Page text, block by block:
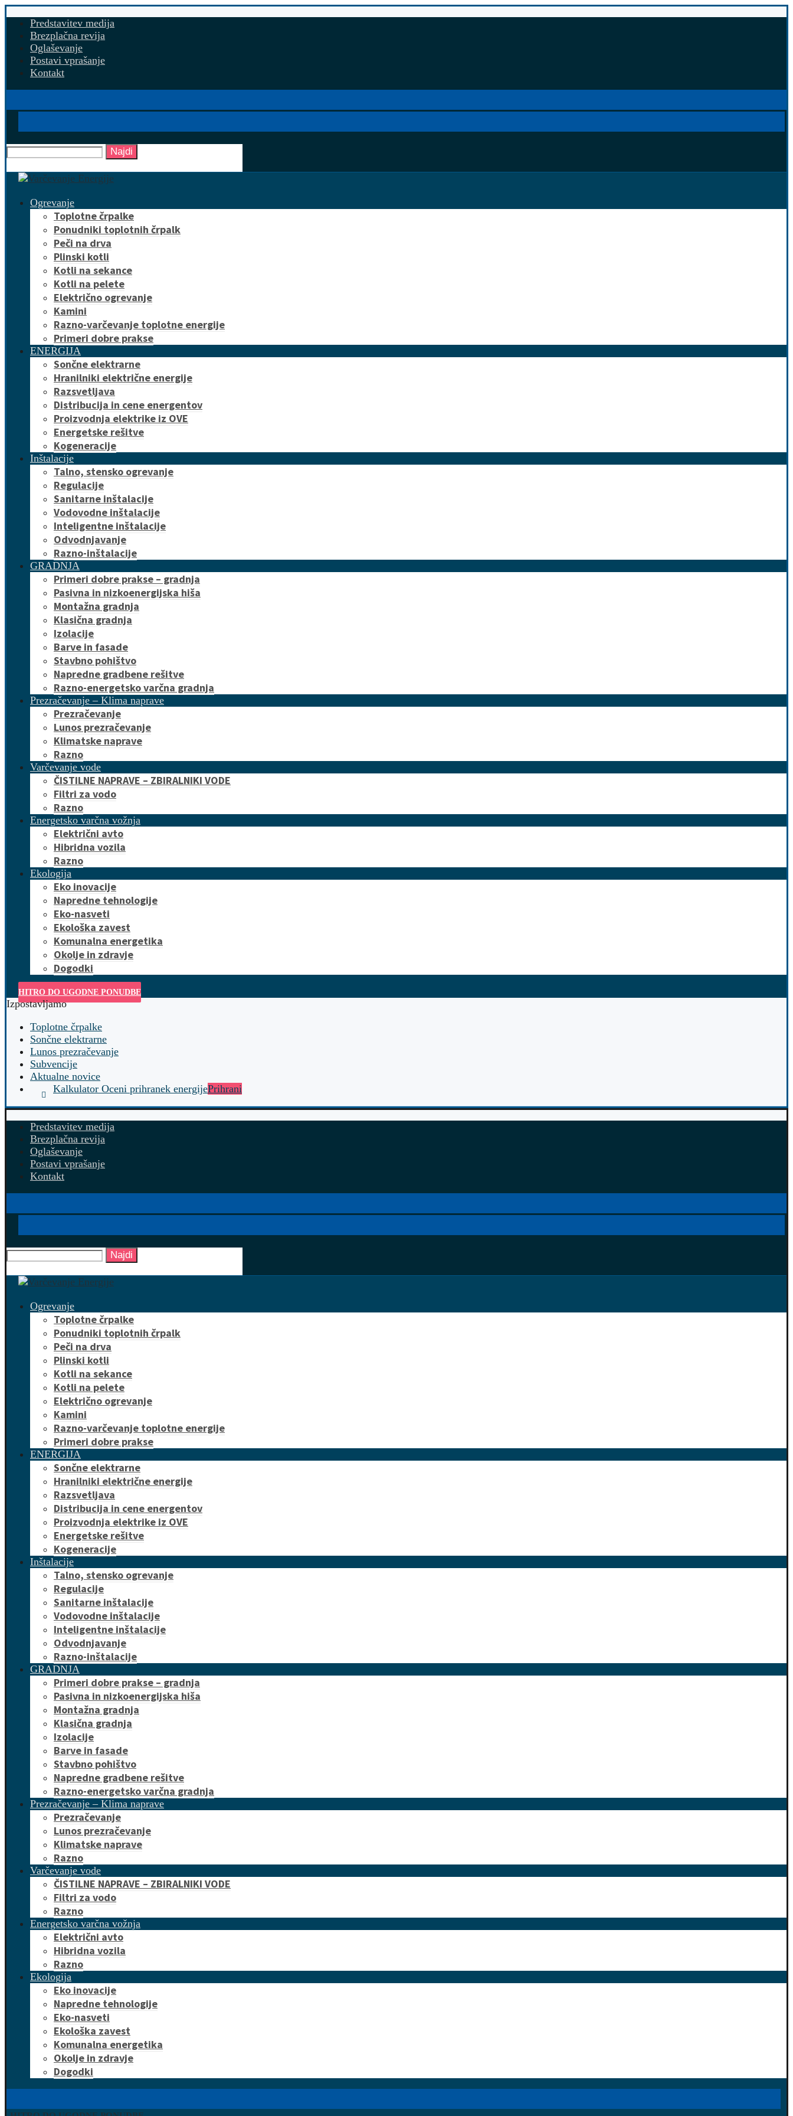
Predstavitev medija
Brezplačna revija
Oglaševanje
Postavi vprašanje
Kontakt
Najdi
Ogrevanje
Toplotne črpalke
Ponudniki toplotnih črpalk
Peči na drva
Plinski kotli
Kotli na sekance
Kotli na pelete
Električno ogrevanje
Kamini
Razno-varčevanje toplotne energije
Primeri dobre prakse
ENERGIJA
Sončne elektrarne
Hranilniki električne energije
Razsvetljava
Distribucija in cene energentov
Proizvodnja elektrike iz OVE
Energetske rešitve
Kogeneracije
Inštalacije
Talno, stensko ogrevanje
Regulacije
Sanitarne inštalacije
Vodovodne inštalacije
Inteligentne inštalacije
Odvodnjavanje
Razno-inštalacije
GRADNJA
Primeri dobre prakse – gradnja
Pasivna in nizkoenergijska hiša
Montažna gradnja
Klasična gradnja
Izolacije
Barve in fasade
Stavbno pohištvo
Napredne gradbene rešitve
Razno-energetsko varčna gradnja
Prezračevanje – Klima naprave
Prezračevanje
Lunos prezračevanje
Klimatske naprave
Razno
Varčevanje vode
ČISTILNE NAPRAVE – ZBIRALNIKI VODE
Filtri za vodo
Razno
Energetsko varčna vožnja
Električni avto
Hibridna vozila
Razno
Ekologija
Eko inovacije
Napredne tehnologije
Eko-nasveti
Ekološka zavest
Komunalna energetika
Okolje in zdravje
Dogodki
HITRO DO UGODNE PONUDBE
Izpostavljamo
Toplotne črpalke
Sončne elektrarne
Lunos prezračevanje
Subvencije
Aktualne novice
Kalkulator Oceni prihranek energijePrihrani
Predstavitev medija
Brezplačna revija
Oglaševanje
Postavi vprašanje
Kontakt
Najdi
Ogrevanje
Toplotne črpalke
Ponudniki toplotnih črpalk
Peči na drva
Plinski kotli
Kotli na sekance
Kotli na pelete
Električno ogrevanje
Kamini
Razno-varčevanje toplotne energije
Primeri dobre prakse
ENERGIJA
Sončne elektrarne
Hranilniki električne energije
Razsvetljava
Distribucija in cene energentov
Proizvodnja elektrike iz OVE
Energetske rešitve
Kogeneracije
Inštalacije
Talno, stensko ogrevanje
Regulacije
Sanitarne inštalacije
Vodovodne inštalacije
Inteligentne inštalacije
Odvodnjavanje
Razno-inštalacije
GRADNJA
Primeri dobre prakse – gradnja
Pasivna in nizkoenergijska hiša
Montažna gradnja
Klasična gradnja
Izolacije
Barve in fasade
Stavbno pohištvo
Napredne gradbene rešitve
Razno-energetsko varčna gradnja
Prezračevanje – Klima naprave
Prezračevanje
Lunos prezračevanje
Klimatske naprave
Razno
Varčevanje vode
ČISTILNE NAPRAVE – ZBIRALNIKI VODE
Filtri za vodo
Razno
Energetsko varčna vožnja
Električni avto
Hibridna vozila
Razno
Ekologija
Eko inovacije
Napredne tehnologije
Eko-nasveti
Ekološka zavest
Komunalna energetika
Okolje in zdravje
Dogodki